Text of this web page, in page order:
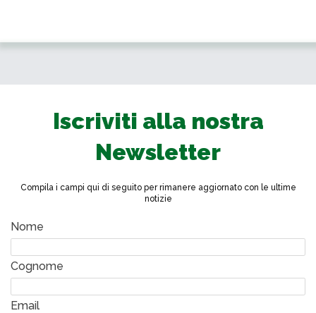
Iscriviti alla nostra
Newsletter
Compila i campi qui di seguito per rimanere aggiornato con le ultime
notizie
Nome
Cognome
Email